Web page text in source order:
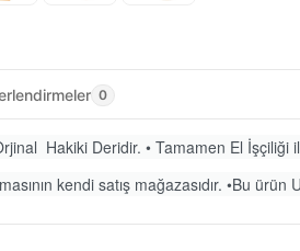
0
Hakiki Deridir. • Tamamen El İşçiliği
kendi satış mağazasıdır. •Bu